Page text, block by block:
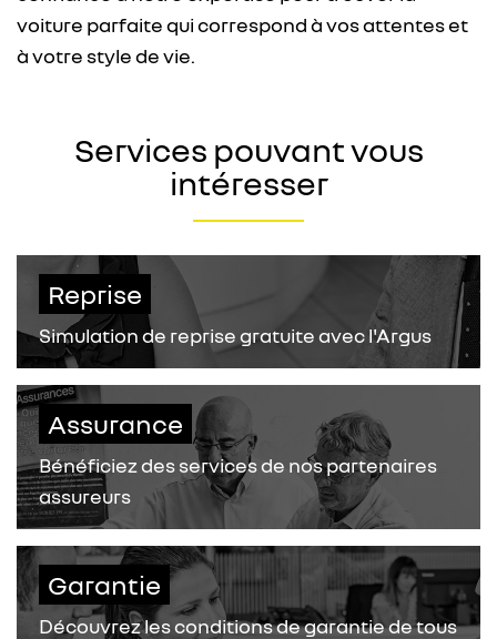
voiture parfaite qui correspond à vos attentes et
à votre style de vie.
Services pouvant vous
intéresser
Reprise
Simulation de reprise gratuite avec l'Argus
Assurance
Bénéficiez des services de nos partenaires
assureurs
Garantie
Découvrez les conditions de garantie de tous